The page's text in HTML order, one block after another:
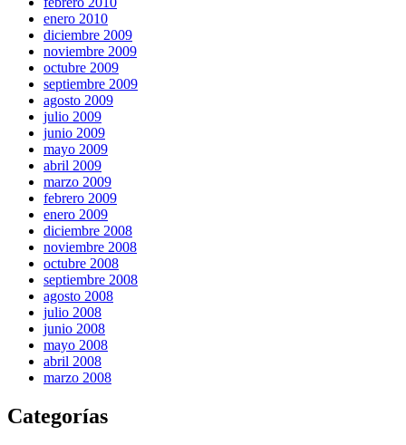
enero 2010
diciembre 2009
noviembre 2009
octubre 2009
septiembre 2009
agosto 2009
julio 2009
junio 2009
mayo 2009
abril 2009
marzo 2009
febrero 2009
enero 2009
diciembre 2008
noviembre 2008
octubre 2008
septiembre 2008
agosto 2008
julio 2008
junio 2008
mayo 2008
abril 2008
marzo 2008
Categorías